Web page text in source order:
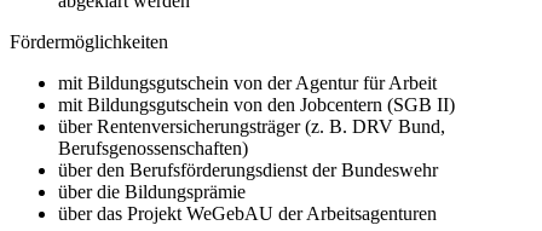
Fördermöglichkeiten
mit Bildungsgutschein von der Agentur für Arbeit
mit Bildungsgutschein von den Jobcentern (SGB II)
über Rentenversicherungsträger (z. B. DRV Bund,
Berufsgenossenschaften)
über den Berufsförderungsdienst der Bundeswehr
über die Bildungsprämie
über das Projekt WeGebAU der Arbeitsagenturen